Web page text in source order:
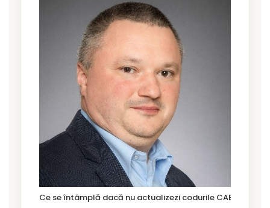
Ce se întâmplă dacă nu actualizezi codurile CAEN Rev. 3?